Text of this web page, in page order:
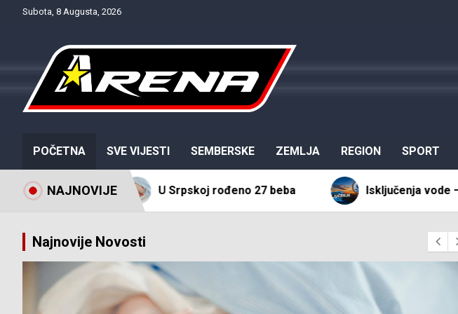
Subota, 8 Augusta, 2026
POČETNA SVE VIJESTI SEMBERSKE ZEMLJA REGION SPORT
NAJNOVIJE
U Srpskoj rođeno 27 beba Isključenja vode – utorak 4. avgust
Najnovije Novosti